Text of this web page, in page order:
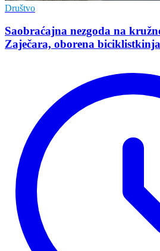
Društvo
Saobraćajna nezgoda na
Zaječara, oborena biciklistkinja